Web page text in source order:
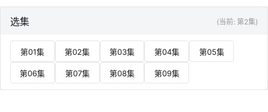
选集 (当前: 第2集)
第01集 第02集 第03集 第04集 第05集
第06集 第07集 第08集 第09集